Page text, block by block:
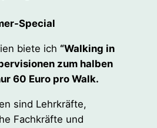
Special
biete ich “Walking in
zum halben
60 Euro pro Walk.
sind Lehrkräfte,
Fachkräfte und